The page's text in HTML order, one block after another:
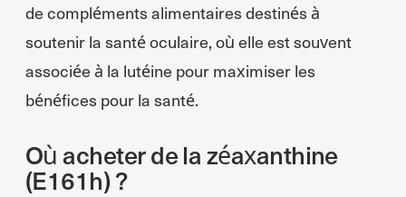
de compléments alimentaires destinés à
soutenir la santé oculaire, où elle est souvent
associée à la lutéine pour maximiser les
bénéfices pour la santé.
Où acheter de la zéaxanthine
(E161h) ?